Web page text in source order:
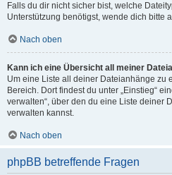
Falls du dir nicht sicher bist, welche
Unterstützung benötigst, wende dich bitte
Nach oben
Kann ich eine Übersicht all meiner
Um eine Liste all deiner Dateianhänge zu
Bereich. Dort findest du unter „Einstieg“
verwalten“, über den du eine Liste deiner
verwalten kannst.
Nach oben
phpBB betreffende Fragen